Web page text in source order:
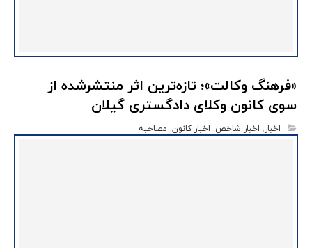
«فرهنگ وکالت»؛ تازه‌ترین اثر منتشرشده از
سوی کانون وکلای دادگستری گیلان
اخبار, اخبار شاخص, اخبار کانون, مصاحبه